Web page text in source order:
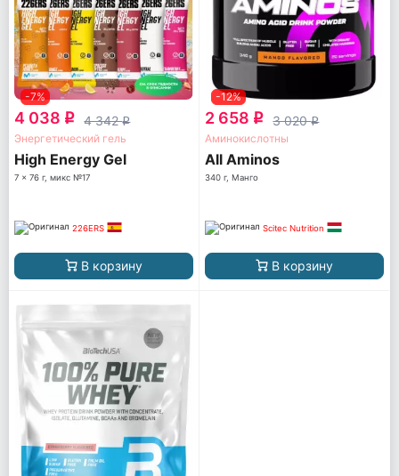
-7%
4 038 q 4 342q
Энергетический гель
High Energy Gel
7 x 76 г, микс №17
226ERS
В корзину
-12%
2 658 q 3 020q
Аминокислотны
All Aminos
340 г, Манго
Scitec Nutrition
В корзину